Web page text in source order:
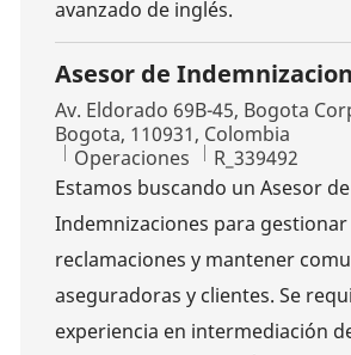
avanzado de inglés.
Asesor de
Ubicación
Av. Eldorado 69B-45, Bogota
Bogota, 110931, Colombia
Categoría
Operaciones ID de trabajo
R_339492
Estamos buscando un Asesor de
Indemnizaciones para gestionar
reclamaciones y mantener
aseguradoras y clientes. Se
experiencia en intermediación